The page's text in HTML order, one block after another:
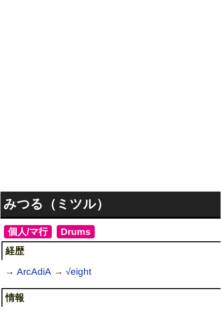
みつる（ミツル）
個人/マ行] Drums
経歴
→ArcAdiA →√eight
情報